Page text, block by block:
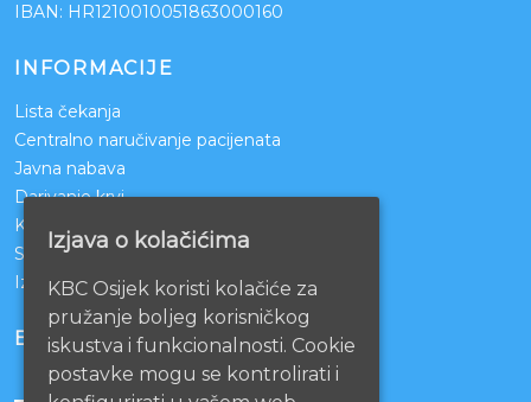
IBAN: HR1210010051863000160
INFORMACIJE
Lista čekanja
Centralno naručivanje pacijenata
Javna nabava
Darivanje krvi
KBCO Webmail
Sestrinstvo KBC Osijek
Izjava o pristupačnosti mrežnih stranica
BOLNICE PARTNERI
Izjava o kolačićima
KBC Osijek koristi kolačiće za
pružanje boljeg korisničkog
iskustva i funkcionalnosti. Cookie
postavke mogu se kontrolirati i